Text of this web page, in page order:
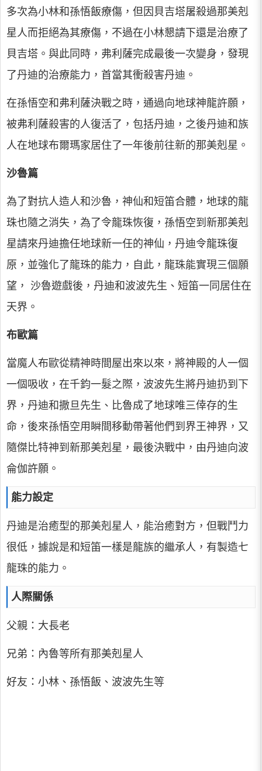
多次為小林和孫悟飯療傷，但因貝吉塔屠殺過那美剋
星人而拒絕為其療傷，不過在小林懇請下還是治療了
貝吉塔。與此同時，弗利薩完成最後一次變身，發現
了丹迪的治療能力，首當其衝殺害丹迪。
在孫悟空和弗利薩決戰之時，通過向地球神龍許願，
被弗利薩殺害的人復活了，包括丹迪，之後丹迪和族
人在地球布爾瑪家居住了一年後前往新的那美剋星。
沙魯篇
為了對抗人造人和沙魯，神仙和短笛合體，地球的龍
珠也隨之消失，為了令龍珠恢復，孫悟空到新那美剋
星請來丹迪擔任地球新一任的神仙，丹迪令龍珠復
原，並強化了龍珠的能力，自此，龍珠能實現三個願
望， 沙魯遊戲後，丹迪和波波先生、短笛一同居住在
天界。
布歐篇
當魔人布歐從精神時間屋出來以來，將神殿的人一個
一個吸收，在千鈞一髮之際，波波先生將丹迪扔到下
界，丹迪和撒旦先生、比魯成了地球唯三倖存的生
命，後來孫悟空用瞬間移動帶著他們到界王神界，又
隨傑比特神到新那美剋星，最後決戰中，由丹迪向波
侖伽許願。
能力設定
丹迪是治癒型的那美剋星人，能治癒對方，但戰鬥力
很低，據說是和短笛一樣是龍族的繼承人，有製造七
龍珠的能力。
人際關係
父親：大長老
兄弟：內魯等所有那美剋星人
好友：小林、孫悟飯、波波先生等